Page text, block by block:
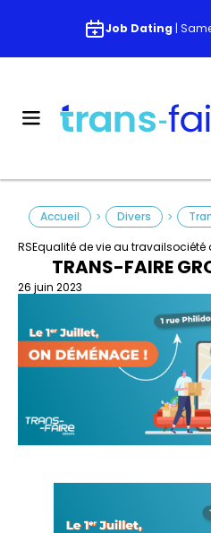
Job Dating |
RSEqualité de vie au travailsociété
Accueil > Divers >
TRANS-FAIRE
26 juin 2023